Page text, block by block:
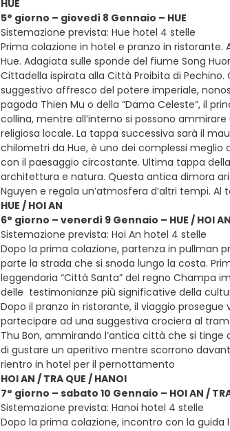
HUE
5° giorno – giovedì 8 Gennaio – HUE
Sistemazione prevista: Hue hotel 4 stelle
Prima colazione in hotel e pranzo in
Hue. Adagiata sulle sponde del fiume Song
Cittadella ispirata alla Città Proibita di
suggestivo affresco del potere imperiale,
pagoda Thien Mu o della “Dama Celeste”, il
collina, mentre all’interno si possono
religiosa locale. La tappa successiva sarà il
chilometri da Hue, è uno dei complessi
con il paesaggio circostante. Ultima tappa
architettura e natura. Questa antica dimora
Nguyen e regala un’atmosfera d’altri tempi.
HUE / HOI AN
6° giorno – venerdì 9 Gennaio – HUE / HOI
Sistemazione prevista: Hoi An hotel 4 stelle
Dopo la prima colazione, partenza in pullman
parte la strada che si snoda lungo la costa.
leggendaria “Città Santa” del regno Champa
delle testimonianze più significative della
Dopo il pranzo in ristorante, il viaggio
partecipare ad una suggestiva crociera al
Thu Bon, ammirando l’antica città che si
di gustare un aperitivo mentre scorrono
rientro in hotel per il pernottamento
HOI AN / TRA QUE / HANOI
7° giorno – sabato 10 Gennaio – HOI AN /
Sistemazione prevista: Hanoi hotel 4 stelle
Dopo la prima colazione, incontro con la